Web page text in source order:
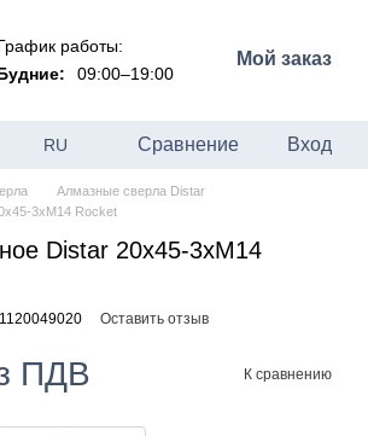
работы:
09:00–19:00
Мой заказ
RU Сравнение Вход
Алмазные сверла Distar
3xM14 Rocket
Distar 20x45-3xM14
Оставить отзыв
ПДВ К сравнению